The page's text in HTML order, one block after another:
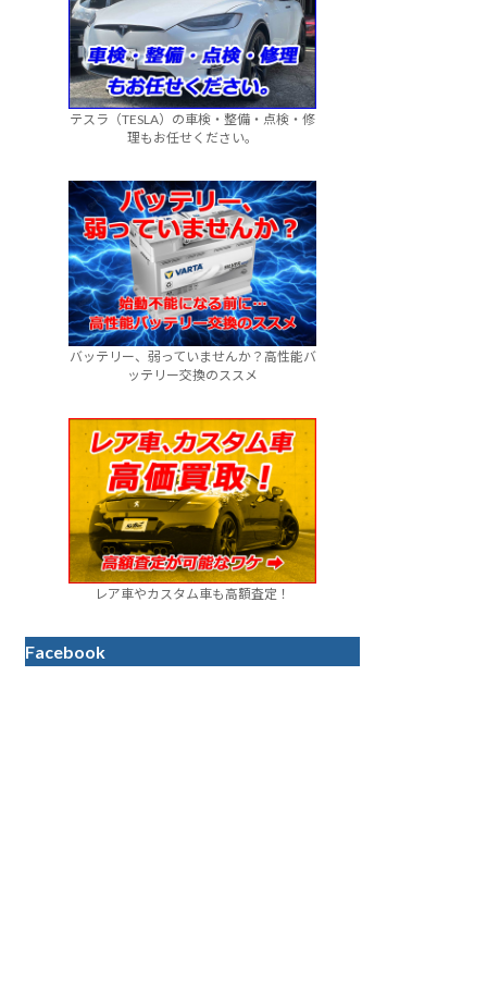
テスラ（TESLA）の車検・整備・点検・修
理もお任せください。
バッテリー、弱っていませんか？高性能バ
ッテリー交換のススメ
レア車やカスタム車も高額査定！
Facebook